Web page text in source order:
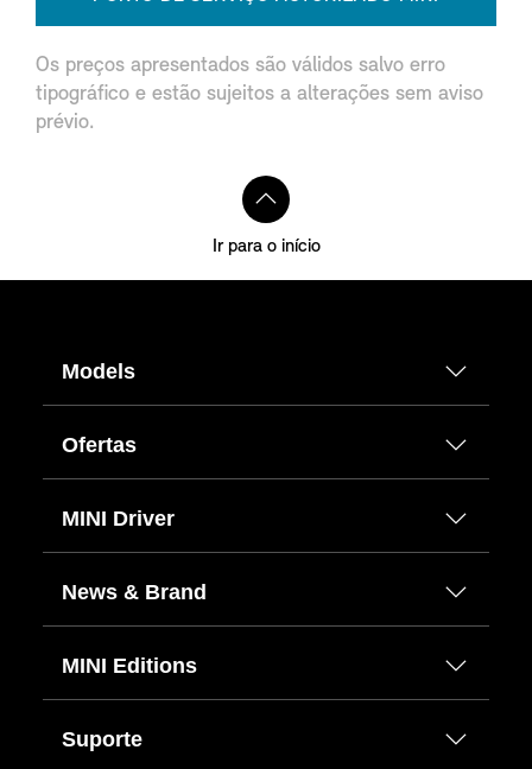
Os preços apresentados são válidos salvo erro
tipográfico e estão sujeitos a alterações sem aviso
prévio.
Ir para o início
Models
Ofertas
MINI Driver
News & Brand
MINI Editions
Suporte